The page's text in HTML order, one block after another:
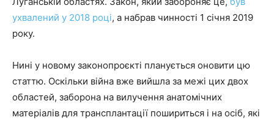
ухвалений у 2018 році, а набрав чинності 1 січня 2019
року.
Нині у новому законопроєкті планується оновити цю
статтю. Оскільки війна вже вийшла за межі цих двох
областей, заборона на вилучення анатомічних
матеріалів для трансплантації пошириться і на осіб, які